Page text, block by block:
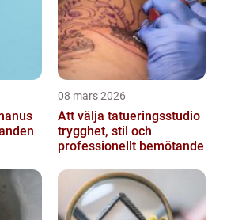
08 mars 2026
Att välja tatueringsstudio
trygghet, stil och
professionellt bemötande